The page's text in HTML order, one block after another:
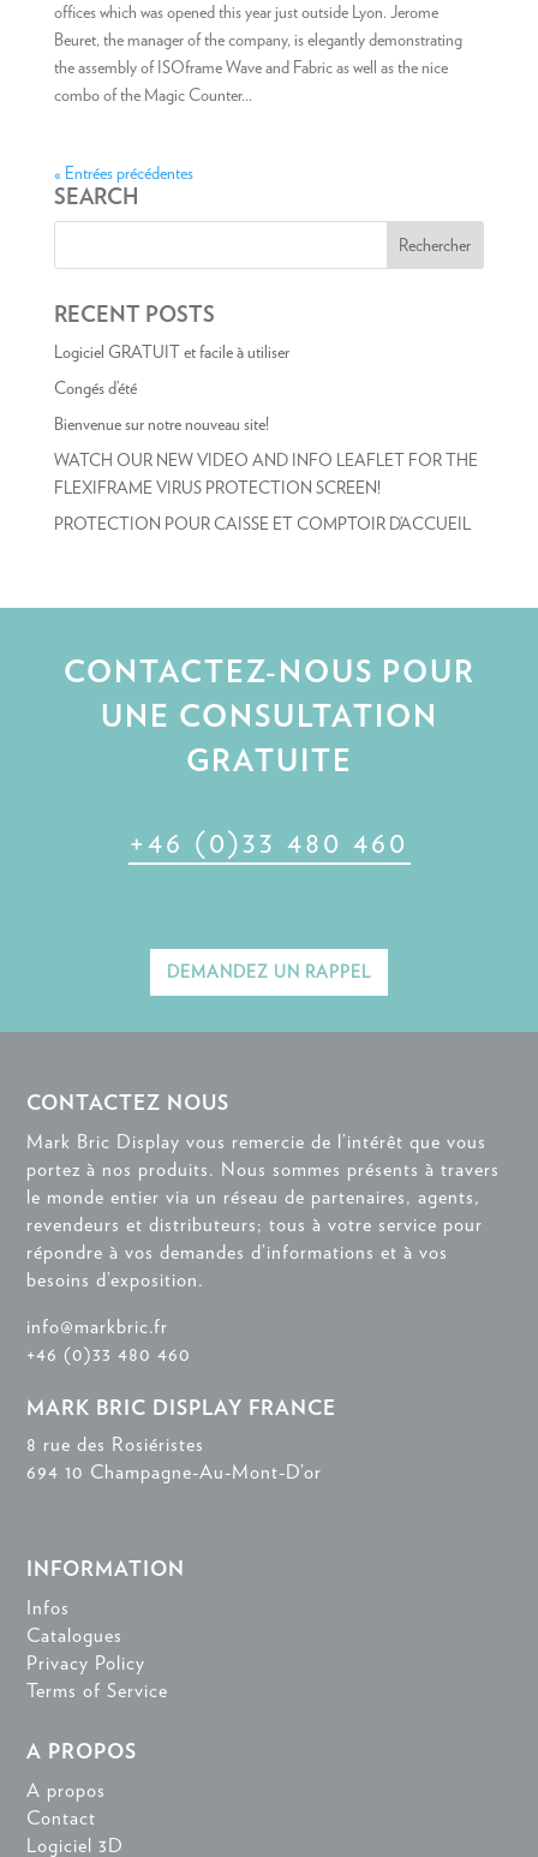
offices which was opened this year just outside Lyon. Jerome
Beuret, the manager of the company, is elegantly demonstrating
the assembly of ISOframe Wave and Fabric as well as the nice
combo of the Magic Counter...
« Entrées précédentes
SEARCH
RECENT POSTS
Logiciel GRATUIT et facile à utiliser
Congés d’été
Bienvenue sur notre nouveau site!
WATCH OUR NEW VIDEO AND INFO LEAFLET FOR THE
FLEXIFRAME VIRUS PROTECTION SCREEN!
PROTECTION POUR CAISSE ET COMPTOIR D’ACCUEIL
CONTACTEZ-NOUS POUR
UNE CONSULTATION
GRATUITE
+46 (0)33 480 460
DEMANDEZ UN RAPPEL
CONTACTEZ NOUS
Mark Bric Display vous remercie de l’intérêt que vous
portez à nos produits. Nous sommes présents à travers
le monde entier via un réseau de partenaires, agents,
revendeurs et distributeurs; tous à votre service pour
répondre à vos demandes d’informations et à vos
besoins d’exposition.
info@markbric.fr
+46 (0)33 480 460
MARK BRIC DISPLAY FRANCE
8 rue des Rosiéristes
694 10 Champagne-Au-Mont-D’or
INFORMATION
Infos
Catalogues
Privacy Policy
Terms of Service
A PROPOS
A propos
Contact
Logiciel 3D